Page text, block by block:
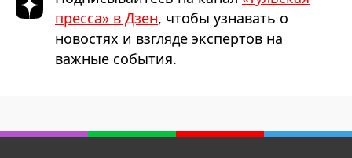
пресса» в Дзен, чтобы узнавать о
новостях и взгляде экспертов на
важные события.